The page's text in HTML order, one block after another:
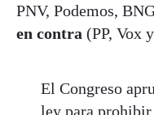
PNV, Podemos,
en contra (PP, Vox
El Congreso
ley para prohibir